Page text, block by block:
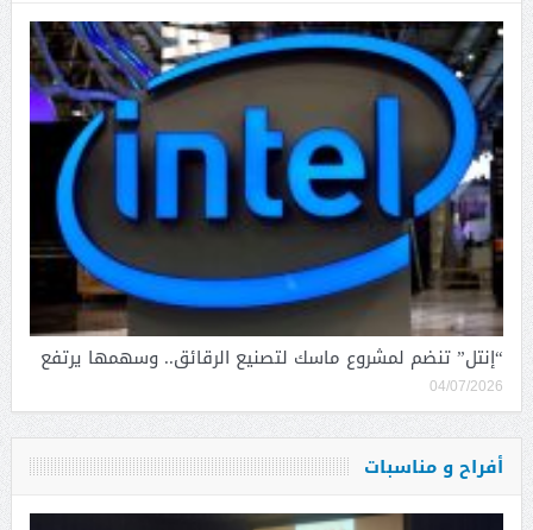
“إنتل” تنضم لمشروع ماسك لتصنيع الرقائق.. وسهمها يرتفع
04/07/2026
أفراح و مناسبات